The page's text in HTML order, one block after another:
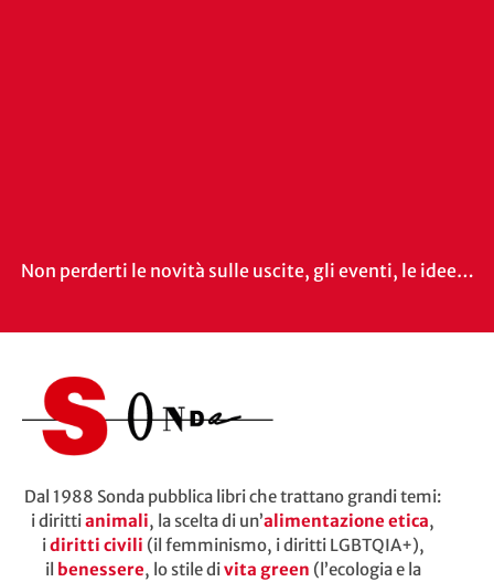
Non perderti le novità sulle uscite, gli eventi, le idee…
Dal 1988 Sonda pubblica libri che trattano grandi temi:
i dirittianimali, la scelta di un’alimentazione etica,
idiritti civili (il femminismo, i diritti LGBTQIA+),
il benessere, lo stile divita green (l’ecologia e la